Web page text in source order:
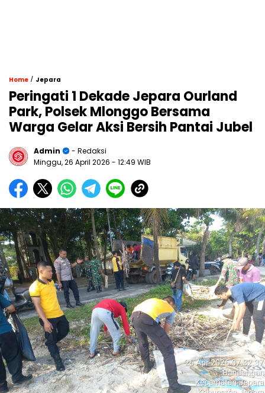
Home / Jepara
Peringati 1 Dekade Jepara Ourland
Park, Polsek Mlonggo Bersama
Warga Gelar Aksi Bersih Pantai Jubel
Admin
- Redaksi
Minggu, 26 April 2026 - 12:49 WIB